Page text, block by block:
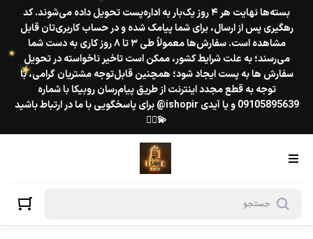
بسته‌ها نهایت هر ۴ روز یک‌بار به اداره‌پست تحویل داده می‌شوند. کد
رهگیری پس از ارسال، برای شما پیامک شده و در حساب کاربری‌تان قابل
مشاهده است. سفارش‌ها معمولاً طی ۳ تا ۸ روز کاری به دست شما
می‌رسند؛ به علت شرایط کشور، ممکن است تاخیر ناخواسته در تحویل
سفارش ها به پست ایجاد شود؛ همچنین قابل‌توجه مشتریان گرامی، با
توجه به قطع مجدد اینترنت از طریق پیام‌رسان روبیکا با شماره
09105895639 و یا آیدی ishopir@ برای پاسخگویی با ما در ارتباط باشید
💫❤️‍🔥
★